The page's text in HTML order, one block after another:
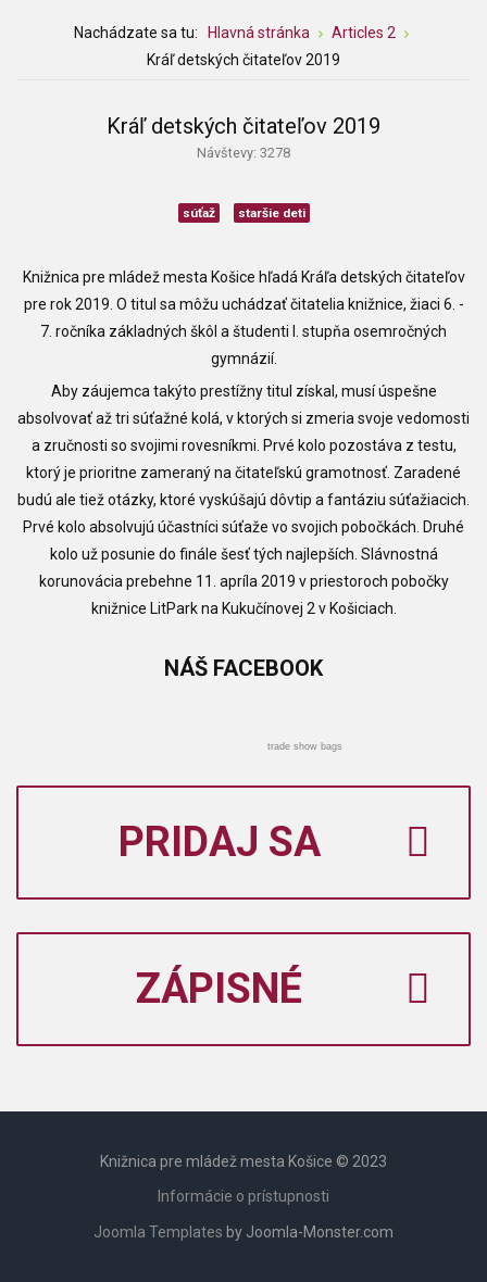
Nachádzate sa tu: Hlavná stránka
Articles 2
Kráľ detských čitateľov 2019
Kráľ detských čitateľov 2019
Návštevy: 3278
súťaž staršie deti
Knižnica pre mládež mesta Košice hľadá Kráľa detských čitateľov
pre rok 2019. O titul sa môžu uchádzať čitatelia knižnice, žiaci 6. -
7. ročníka základných škôl a študenti I. stupňa osemročných
gymnázií.
Aby záujemca takýto prestížny titul získal, musí úspešne
absolvovať až tri súťažné kolá, v ktorých si zmeria svoje vedomosti
a zručnosti so svojimi rovesníkmi. Prvé kolo pozostáva z testu,
ktorý je prioritne zameraný na čitateľskú gramotnosť. Zaradené
budú ale tiež otázky, ktoré vyskúšajú dôvtip a fantáziu súťažiacich.
Prvé kolo absolvujú účastníci súťaže vo svojich pobočkách. Druhé
kolo už posunie do finále šesť tých najlepších. Slávnostná
korunovácia prebehne 11. apríla 2019 v priestoroch pobočky
knižnice LitPark na Kukučínovej 2 v Košiciach.
NÁŠ FACEBOOK
trade show bags
PRIDAJ SA
ZÁPISNÉ
Knižnica pre mládež mesta Košice © 2023
Informácie o prístupnosti
Joomla Templates by Joomla-Monster.com